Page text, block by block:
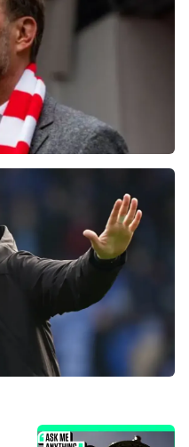
команду
«Кристал